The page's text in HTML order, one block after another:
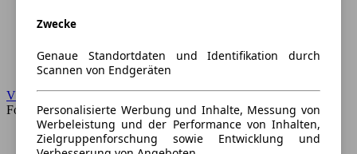
VW
Forum
Zwecke
Genaue Standortdaten und Identifikation durch
Scannen von Endgeräten
Personalisierte Werbung und Inhalte, Messung von
Werbeleistung und der Performance von Inhalten,
Zielgruppenforschung sowie Entwicklung und